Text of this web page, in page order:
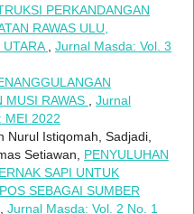
PERKANDANGAN
RAWAS ULU,
UTARA
Jurnal Masda: Vol. 3
MUSI RAWAS
Jurnal
MEI 2022
Nurul Istiqomah, Sadjadi,
Setiawan, PENYULUHAN
SAPI UNTUK
SEBAGAI SUMBER
Jurnal Masda: Vol. 2 No. 1